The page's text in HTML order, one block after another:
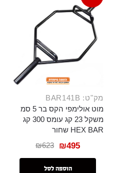
מק"ט: BAR141B
מוט אולימפי הקס בר 5 סמ
משקל 23 קג עומס 300 קג
HEX BAR שחור
₪623 ₪495
הוספה לסל